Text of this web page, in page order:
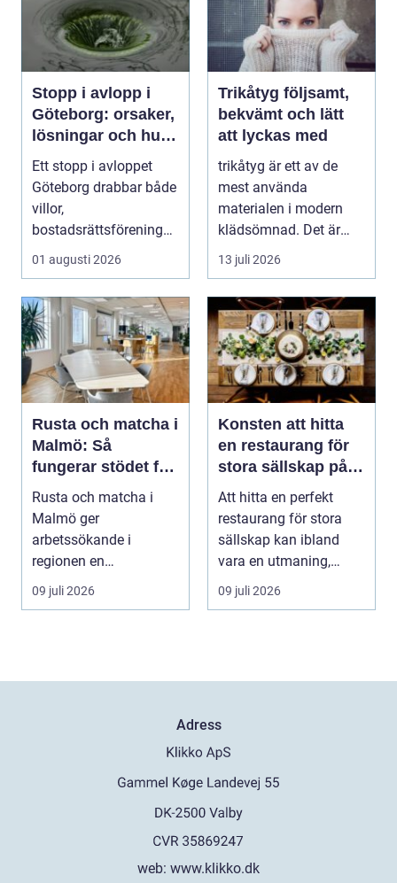
Stopp i avlopp i
Göteborg: orsaker,
lösningar och hur
problem kan
undvikas
Ett stopp i avloppet
Göteborg drabbar både
villor,
bostadsrättsföreningar
01 augusti 2026
Trikåtyg följsamt,
bekvämt och lätt
att lyckas med
trikåtyg är ett av de
mest använda
materialen i modern
klädsömnad. Det är
mjukt, elastiskt och
formb...
13 juli 2026
Rusta och matcha i
Malmö: Så
fungerar stödet för
dig som söker jobb
Rusta och matcha i
Malmö ger
arbetssökande i
regionen en
strukturerad och
personlig vä...
09 juli 2026
Konsten att hitta
en restaurang för
stora sällskap på
Östermalm i
Stockholm
Att hitta en perfekt
restaurang för stora
sällskap kan ibland
vara en utmaning,
särsk...
09 juli 2026
Adress
web: www.klikko.dk